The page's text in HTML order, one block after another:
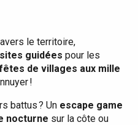
le territoire,
guidées pour les
de villages aux mille
!
battus ? Un escape game
nocturne sur la côte ou